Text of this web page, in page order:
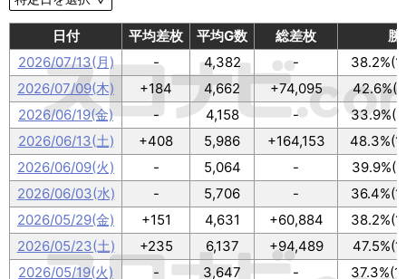
日付 平均差枚 平均G数 総差枚
勝
2026/07/13(月)
- 4,382 -
2026/07/09(木)
+184 4,662 +74,095
2026/06/19(金)
- 4,158 -
2026/06/13(土)
+408 5,986 +164,153
2026/06/09(火)
- 5,064 -
2026/06/03(水)
- 5,706 -
2026/05/29(金)
+151 4,631 +60,884
2026/05/23(土)
+235 6,137 +94,489
2026/05/19(火)
- 3,647 -